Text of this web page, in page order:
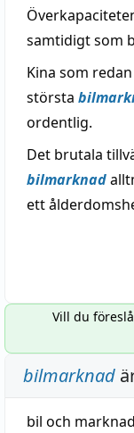
samtidigt som
Kina som
största
ordentlig.
Det brutala
bilmarknad
ett
Vill du
bilmarknad
bil och marknad